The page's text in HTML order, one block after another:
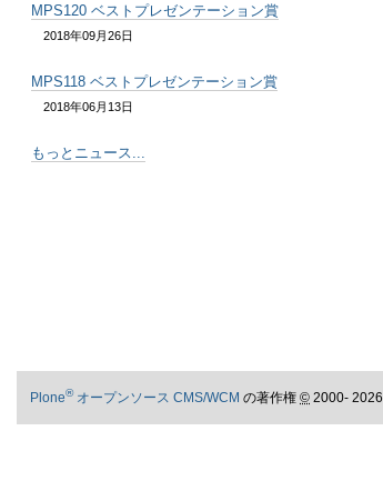
MPS120 ベストプレゼンテーション賞
2018年09月26日
MPS118 ベストプレゼンテーション賞
2018年06月13日
もっとニュース...
Plone®オープンソース CMS/WCM の著作権© 2000-